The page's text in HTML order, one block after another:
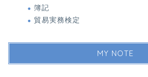
簿記
貿易実務検定
MY NOTE